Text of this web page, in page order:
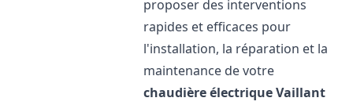
proposer des interventions
rapides et efficaces pour
l'installation, la réparation et la
maintenance de votre
chaudière électrique Vaillant